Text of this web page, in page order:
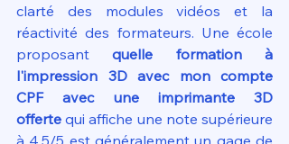
clarté des modules vidéos et la
réactivité des formateurs. Une école
proposant quelle formation à
l'impression 3D avec mon compte
CPF avec une imprimante 3D
offerte qui affiche une note supérieure